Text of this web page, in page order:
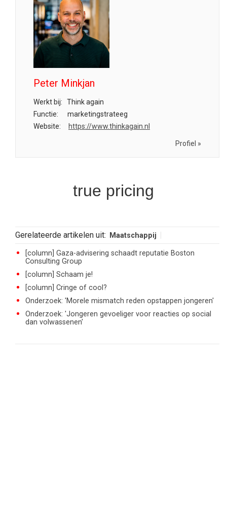
Peter Minkjan
Werkt bij:
Think again
Functie:
marketingstrateeg
Website:
https://www.thinkagain.nl
Profiel »
true pricing
Gerelateerde artikelen uit: Maatschappij
[column] Gaza-advisering schaadt reputatie Boston
Consulting Group
[column] Schaam je!
[column] Cringe of cool?
Onderzoek: 'Morele mismatch reden opstappen jongeren'
Onderzoek: 'Jongeren gevoeliger voor reacties op social
dan volwassenen'